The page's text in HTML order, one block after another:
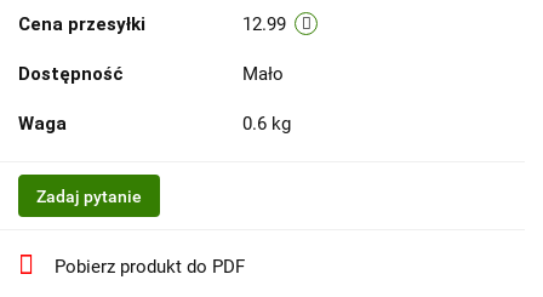
Cena przesyłki 12.99
Dostępność Mało
Waga 0.6 kg
Zadaj pytanie
Pobierz produkt do PDF